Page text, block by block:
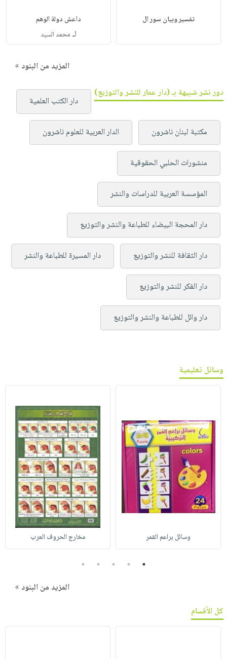
تفسير وبيان سور ال داعش دولة الوهم
لـ محمد السيد
المزيد من البنود »
دور نشر شبيهة بـ (دار عمار للنشر والتوزيع)
دار الكتب العلمية
مكتبة لبنان ناشرون الدار العربية للعلوم ناشرون
منشورات الحلبي الحقوقية
المؤسسة العربية للدراسات والنشر
دار المحجة البيضاء للطباعة والنشر والتوزيع
دار الثقافة للنشر والتوزيع دار المسيرة للطباعة والنشر
دار الفكر للنشر والتوزيع
دار وائل للطباعة والنشر والتوزيع
وسائل تعليمية
وسائل براعم القمر مخارج الحروف العرب
1
2
3
4
5
المزيد من البنود »
كل الأقسام